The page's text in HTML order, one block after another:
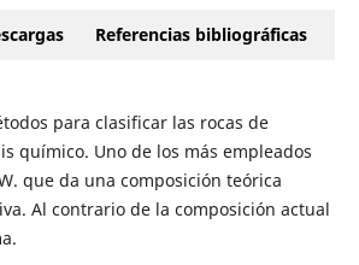
Referencias bibliográficas
para clasificar las rocas de
químico. Uno de los más empleados
que da una composición teórica
Al contrario de la composición actual